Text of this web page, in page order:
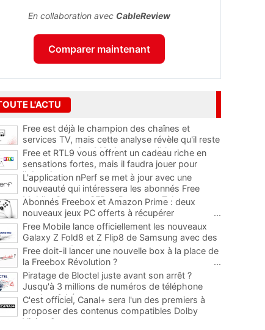
En collaboration avec CableReview
Comparer maintenant
L'ACTU
Free est déjà le champion des chaînes et
services TV, mais cette analyse révèle qu'il reste
encore au moins 141 ajouts possibles
Free et RTL9 vous offrent un cadeau riche en
sensations fortes, mais il faudra jouer pour
l'obtenir
L'application nPerf se met à jour avec une
nouveauté qui intéressera les abonnés Free
Mobile, Orange, SFR et Bouygues Telecom
Abonnés Freebox et Amazon Prime : deux
nouveaux jeux PC offerts à récupérer
...
Free Mobile lance officiellement les nouveaux
Galaxy Z Fold8 et Z Flip8 de Samsung avec des
promos et des cadeaux
...
Free doit-il lancer une nouvelle box à la place de
la Freebox Révolution ?
...
Piratage de Bloctel juste avant son arrêt ?
Jusqu'à 3 millions de numéros de téléphone
auraient fuité
C'est officiel, Canal+ sera l'un des premiers à
proposer des contenus compatibles Dolby
Vision 2